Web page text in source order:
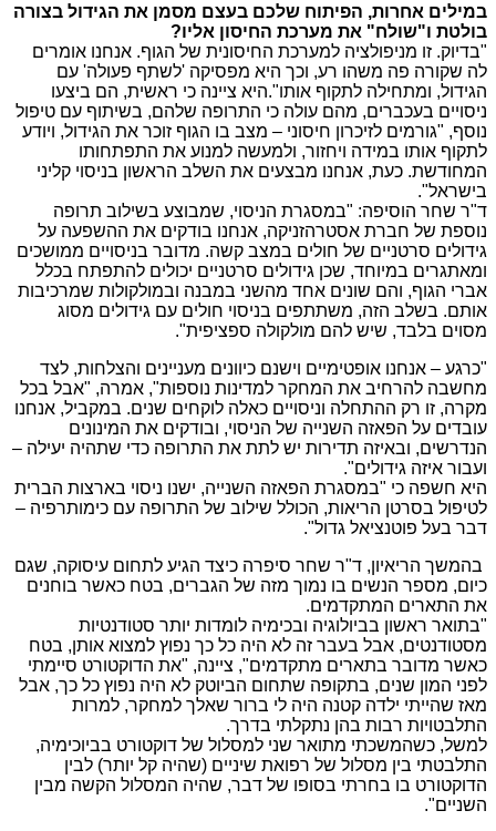
במילים אחרות, הפיתוח שלכם בעצם מסמן את הגידול בצורה
בולטת ו"שולח" את מערכת החיסון אליו?
"בדיוק. זו מניפולציה למערכת החיסונית של הגוף. אנחנו אומרים
לה שקורה פה משהו רע, וכך היא מפסיקה 'לשתף פעולה' עם
הגידול, ומתחילה לתקוף אותו".היא ציינה כי ראשית, הם ביצעו
ניסויים בעכברים, מהם עולה כי התרופה שלהם, בשיתוף עם טיפול
נוסף, "גורמים לזיכרון חיסוני – מצב בו הגוף זוכר את הגידול, ויודע
לתקוף אותו במידה ויחזור, ולמעשה למנוע את התפתחותו
המחודשת. כעת, אנחנו מבצעים את השלב הראשון בניסוי קליני
בישראל".
ד"ר שחר הוסיפה: "במסגרת הניסוי, שמבוצע בשילוב תרופה
נוספת של חברת אסטרהזניקה, אנחנו בודקים את ההשפעה על
גידולים סרטניים של חולים במצב קשה. מדובר בניסויים ממושכים
ומאתגרים במיוחד, שכן גידולים סרטניים יכולים להתפתח בכלל
אברי הגוף, והם שונים אחד מהשני במבנה ובמולקולות שמרכיבות
אותם. בשלב הזה, משתתפים בניסוי חולים עם גידולים מסוג
מסוים בלבד, שיש להם מולקולה ספציפית".
"כרגע – אנחנו אופטימיים וישנם כיוונים מעניינים והצלחות, לצד
מחשבה להרחיב את המחקר למדינות נוספות", אמרה, "אבל בכל
מקרה, זו רק ההתחלה וניסויים כאלה לוקחים שנים. במקביל, אנחנו
עובדים על הפאזה השנייה של הניסוי, ובודקים את המינונים
הנדרשים, ובאיזה תדירות יש לתת את התרופה כדי שתהיה יעילה –
ועבור איזה גידולים".
היא חשפה כי "במסגרת הפאזה השנייה, ישנו ניסוי בארצות הברית
לטיפול בסרטן הריאות, הכולל שילוב של התרופה עם כימותרפיה –
דבר בעל פוטנציאל גדול".
בהמשך הריאיון, ד"ר שחר סיפרה כיצד הגיע לתחום עיסוקה, שגם
כיום, מספר הנשים בו נמוך מזה של הגברים, בטח כאשר בוחנים
את התארים המתקדמים.
"בתואר ראשון בביולוגיה ובכימיה לומדות יותר סטודנטיות
מסטודנטים, אבל בעבר זה לא היה כל כך נפוץ למצוא אותן, בטח
כאשר מדובר בתארים מתקדמים", ציינה, "את הדוקטורט סיימתי
לפני המון שנים, בתקופה שתחום הביוטק לא היה נפוץ כל כך, אבל
מאז שהייתי ילדה קטנה היה לי ברור שאלך למחקר, למרות
התלבטויות רבות בהן נתקלתי בדרך.
למשל, כשהמשכתי מתואר שני למסלול של דוקטורט בביוכימיה,
התלבטתי בין מסלול של רפואת שיניים (שהיה קל יותר) לבין
הדוקטורט בו בחרתי בסופו של דבר, שהיה המסלול הקשה מבין
השניים".